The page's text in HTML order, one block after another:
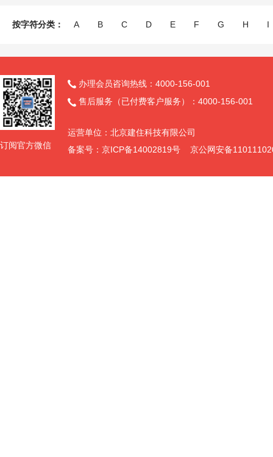
按字符分类： A B C D E F G H I
订阅官方微信
 办理会员咨询热线：4000-156-001
 售后服务（已付费客户服务）：4000-156-001
运营单位：北京建住科技有限公司
备案号：京ICP备14002819号 京公网安备